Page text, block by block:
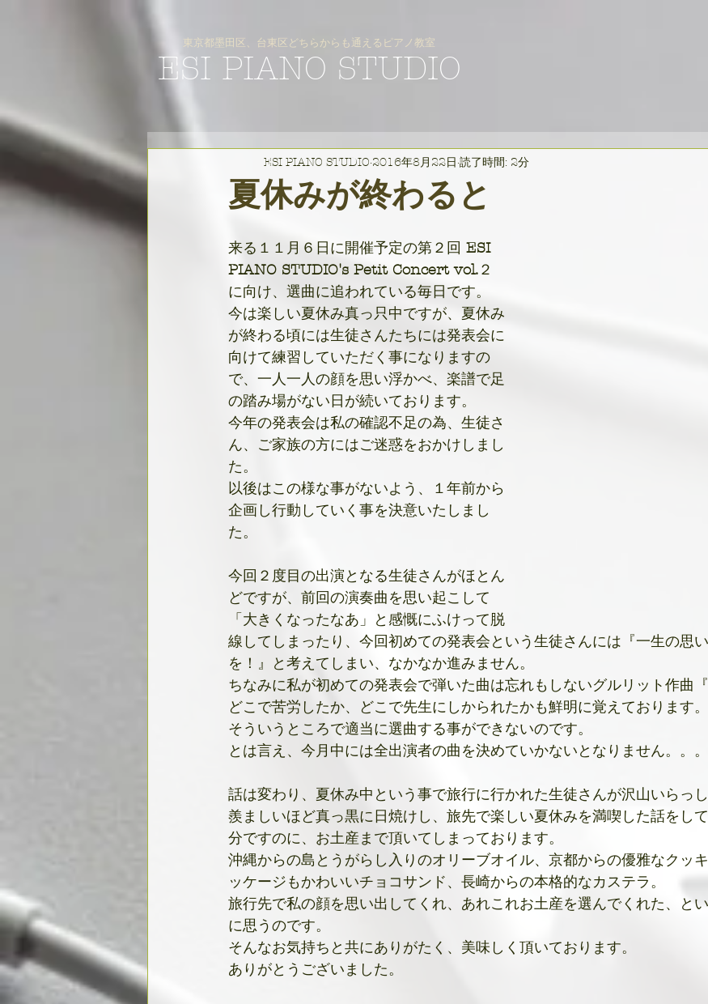
東京都墨田区、台東区どちらからも通えるピアノ教室
ESI PIANO STUDIO
夏休みが終わると
ESI PIANO STUDIO 2016年8月22日 読了時間: 2分
来る１１月６日に開催予定の第２回 ESI
PIANO STUDIO's Petit Concert vol.２
に向け、選曲に追われている毎日です。
今は楽しい夏休み真っ只中ですが、夏休み
が終わる頃には生徒さんたちには発表会に
向けて練習していただく事になりますの
で、一人一人の顔を思い浮かべ、楽譜で足
の踏み場がない日が続いております。
今年の発表会は私の確認不足の為、生徒さ
ん、ご家族の方にはご迷惑をおかけしまし
た。
以後はこの様な事がないよう、１年前から
企画し行動していく事を決意いたしまし
た。
今回２度目の出演となる生徒さんがほとん
どですが、前回の演奏曲を思い起こして
「大きくなったなあ」と感慨にふけって脱
線してしまったり、今回初めての発表会という生徒さんには『一生の思
を！』と考えてしまい、なかなか進みません。
ちなみに私が初めての発表会で弾いた曲は忘れもしないグルリット作曲『
どこで苦労したか、どこで先生にしかられたかも鮮明に覚えております。
そういうところで適当に選曲する事ができないのです。
とは言え、今月中には全出演者の曲を決めていかないとなりません。。。
話は変わり、夏休み中という事で旅行に行かれた生徒さんが沢山いらっし
羨ましいほど真っ黒に日焼けし、旅先で楽しい夏休みを満喫した話をし
分ですのに、お土産まで頂いてしまっております。
沖縄からの島とうがらし入りのオリーブオイル、京都からの優雅なクッ
ッケージもかわいいチョコサンド、長崎からの本格的なカステラ。
旅行先で私の顔を思い出してくれ、あれこれお土産を選んでくれた、と
に思うのです。
そんなお気持ちと共にありがたく、美味しく頂いております。
ありがとうございました。